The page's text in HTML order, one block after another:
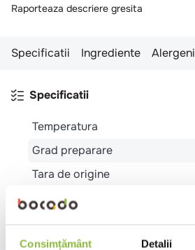
Consimțământ Detalii
Raporteaza descriere gresita
Specificatii Ingrediente Alergeni
Specificatii
Temperatura
Grad preparare
Tara de origine
Ambalaj
local
Romanesc
Trattoria